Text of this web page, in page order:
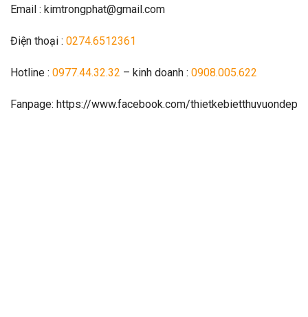
Email : kimtrongphat@gmail.com
Điện thoại : 0274.6512361
Hotline : 0977.44.32.32 – kinh doanh : 0908.005.622
Fanpage: https://www.facebook.com/thietkebietthuvuondep